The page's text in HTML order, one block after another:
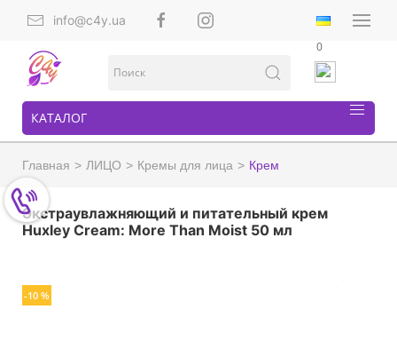
info@c4y.ua
0
КАТАЛОГ
Главная ЛИЦО Кремы для лица Крем
Экстраувлажняющий и питательный крем
Huxley Cream: More Than Moist 50 мл
-10 %